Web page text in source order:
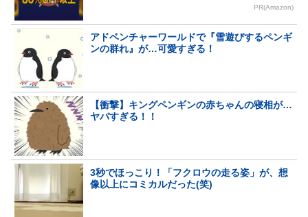
PR(Amazon)
アドベンチャーワールドで『雪遊びするペンギ
ンの群れ』が…可愛すぎる！
【衝撃】キングペンギンの赤ちゃんの寝相が…
ヤバすぎる！！
3秒でほっこり！「フクロウの走る姿」が、想
像以上にコミカルだった(笑)